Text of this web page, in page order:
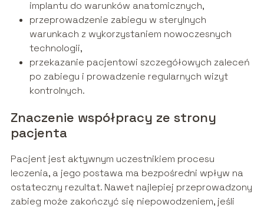
implantu do warunków anatomicznych,
przeprowadzenie zabiegu w sterylnych
warunkach z wykorzystaniem nowoczesnych
technologii,
przekazanie pacjentowi szczegółowych zaleceń
po zabiegu i prowadzenie regularnych wizyt
kontrolnych.
Znaczenie współpracy ze strony
pacjenta
Pacjent jest aktywnym uczestnikiem procesu
leczenia, a jego postawa ma bezpośredni wpływ na
ostateczny rezultat. Nawet najlepiej przeprowadzony
zabieg może zakończyć się niepowodzeniem, jeśli